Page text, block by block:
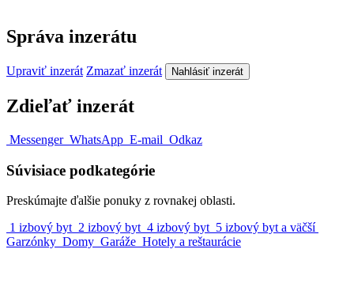
Správa inzerátu
Upraviť inzerát Zmazať inzerát Nahlásiť inzerát
Zdieľať inzerát
Messenger WhatsApp E-mail Odkaz
Súvisiace podkategórie
Preskúmajte ďalšie ponuky z rovnakej oblasti.
1 izbový byt 2 izbový byt 4 izbový byt 5 izbový byt a väčší
Garzónky Domy Garáže Hotely a reštaurácie